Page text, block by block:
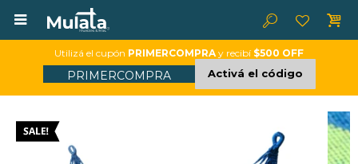

Utilizá el cupón PRIMERCOMPRA y recibí $500 OFF
PRIMERCOMPRA Activá el código